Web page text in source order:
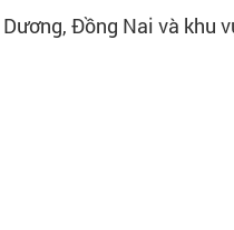
Đồng Nai và khu